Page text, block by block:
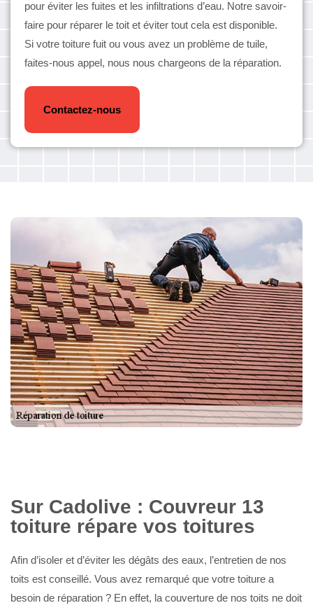
pour éviter les fuites et les infiltrations d’eau. Notre savoir-
faire pour réparer le toit et éviter tout cela est disponible.
Si votre toiture fuit ou vous avez un problème de tuile,
faites-nous appel, nous nous chargeons de la réparation.
Contactez-nous
Sur Cadolive : Couvreur 13
toiture répare vos toitures
Afin d’isoler et d’éviter les dégâts des eaux, l’entretien de nos
toits est conseillé. Vous avez remarqué que votre toiture a
besoin de réparation ? En effet, la couverture de nos toits ne doit